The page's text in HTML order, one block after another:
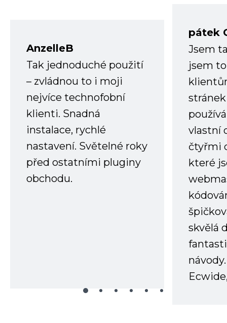
AnzelleB
Tak jednoduché použití
– zvládnou to i moji
nejvíce technofobní
klienti. Snadná
instalace, rychlé
nastavení. Světelné roky
před ostatními pluginy
obchodu.
pátek
Jsem
jsem
vlastní
čtyřmi
které
skvělá